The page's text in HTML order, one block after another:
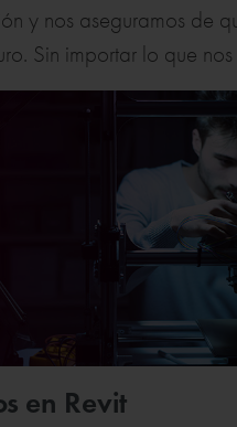
y nos aseguramos de
Sin importar lo que
en Revit